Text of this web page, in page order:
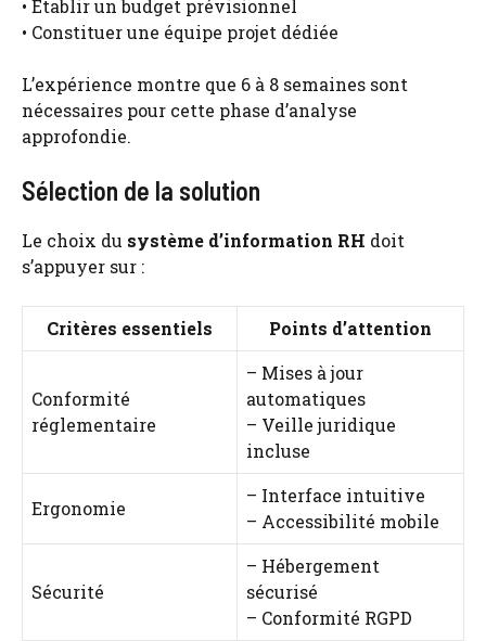
• Établir un budget prévisionnel
• Constituer une équipe projet dédiée
L’expérience montre que 6 à 8 semaines sont
nécessaires pour cette phase d’analyse
approfondie.
Sélection de la solution
Le choix du système d’information RH doit
s’appuyer sur :
Critères essentiels Points d’attention
Conformité
réglementaire
– Mises à jour
automatiques
– Veille juridique
incluse
Ergonomie
– Interface intuitive
– Accessibilité mobile
Sécurité
– Hébergement
sécurisé
– Conformité RGPD